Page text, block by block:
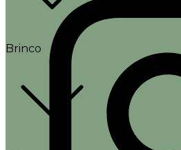
Brinco